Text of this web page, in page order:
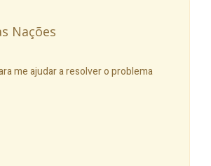
Nações
me ajudar a resolver o problema